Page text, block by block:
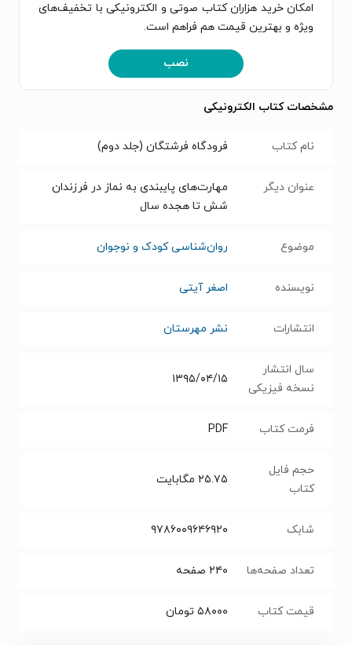
امکان خرید هزاران کتاب صوتی و الکترونیکی با تخفیف‌های
ویژه و بهترین قیمت هم فراهم است.
نصب
مشخصات کتاب الکترونیکی
نام کتاب فرودگاه فرشتگان (جلد دوم)
عنوان دیگر
مهارت‌های پایبندی به نماز در فرزندان
شش تا هجده سال
موضوع روان‌شناسی کودک و نوجوان
نویسنده اصغر آیتی
انتشارات نشر مهرستان
سال انتشار
نسخه فیزیکی
۱۳۹۵/۰۴/۱۵
فرمت کتاب PDF
حجم فایل
کتاب
۲۵.۷۵ مگابایت
شابک ۹۷۸۶۰۰۹۶۴۶۹۲۰
تعداد صفحه‌ها ۲۴۰ صفحه
قیمت کتاب ۵۸۰۰۰ تومان